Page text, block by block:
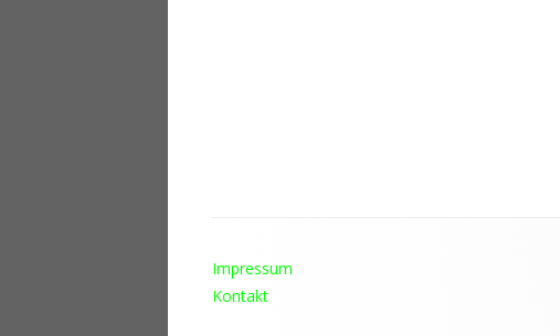
Inhalt
Impressum
Kontakt